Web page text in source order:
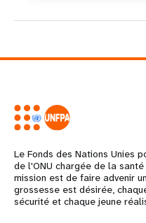
Le Fonds des Nations Unies
de l'ONU chargée de la
mission est de faire advenir
grossesse est désirée,
sécurité et chaque jeune